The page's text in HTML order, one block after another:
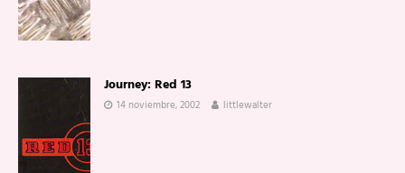
Journey: Red 13
14 noviembre, 2002 littlewalter